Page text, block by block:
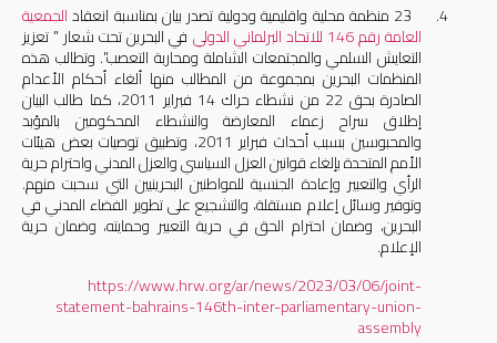
4. 23 منظمة محلية واقليمية ودولية تصدر بيان بمناسبة انعقاد الجمعية
العامة رقم 146 للاتحاد البرلماني الدولي في البحرين تحت شعار " تعزيز
التعايش السلمي والمجتمعات الشاملة ومحاربة التعصب". وتطالب هذه
المنظمات البحرين بمجموعة من المطالب منها ألغاء أحكام الأعدام
الصادرة بحق 22 من نشطاء حراك 14 فبراير 2011، كما طالب البيان
إطلاق سراح زعماء المعارضة والنشطاء المحكومين بالمؤبد
والمحبوسين بسبب أحداث فبراير 2011، وتطبيق توصيات بعض هيئات
الأمم المتحدة بإلغاء قوانين العزل السياسي والعزل المدني واحترام حرية
الرأي والتعبير وإعادة الجنسية للمواطنين البحرينيين التي سحبت منهم.
وتوفير وسائل إعلام مستقلة، والتشجيع على تطوير الفضاء المدني في
البحرين، وضمان احترام الحق في حرية التعبير وحمايته، وضمان حرية
الإعلام.
https://www.hrw.org/ar/news/2023/03/06/joint-
statement-bahrains-146th-inter-parliamentary-union-
assembly